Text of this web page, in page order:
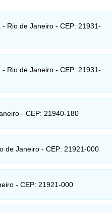
Rio de Janeiro - CEP: 21931-
Rio de Janeiro - CEP: 21931-
- CEP: 21940-180
de Janeiro - CEP: 21921-000
- CEP: 21921-000